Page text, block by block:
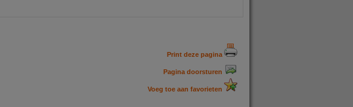
Print deze pagina
Pagina doorsturen
Voeg toe aan favorieten